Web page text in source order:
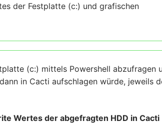
der Festplatte (c:) und grafischen
(c:) mittels Powershell abzufragen
in Cacti aufschlagen würde, jeweils
Wertes der abgefragten HDD in Cacti